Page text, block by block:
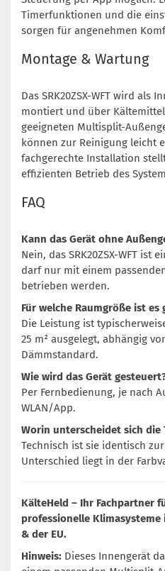
Timerfunktionen und die
sorgen für angenehmen
Montage & Wartung
Das SRK20ZSX-WFT wird als
montiert und über
geeigneten Multisplit-
können zur Reinigung leicht
fachgerechte Installation
effizienten Betrieb des
FAQ
Kann das Gerät ohne
Nein, das SRK20ZSX-WFT
darf nur mit einem
betrieben werden.
Für welche Raumgröße ist es
Die Leistung ist
25 m² ausgelegt, abhängig
Dämmstandard.
Wie wird das Gerät
Per Fernbedienung, je nach
WLAN/App.
Worin unterscheidet sich die
Technisch ist sie identisch
Unterschied liegt in der
KälteHeld – Ihr Fachpartner
professionelle
& der EU.
Hinweis: Dieses Innengerät